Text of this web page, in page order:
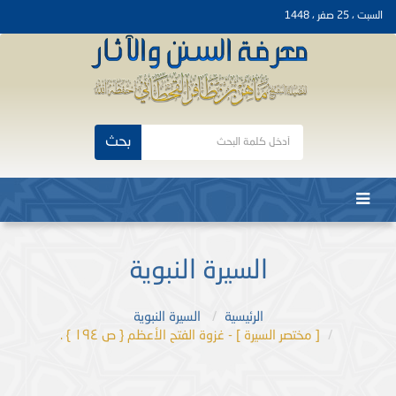
السبت ، 25 صفر ، 1448
بحث
السيرة النبوية
الرئيسية
السيرة النبوية
[ مختصر السيرة ] - غزوة الفتح الأعظم { ص ١٩٤ } .